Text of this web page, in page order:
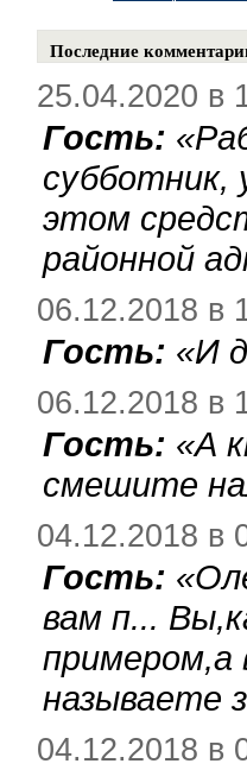
Последние
25.04.2020 в
Гость: «
субботник,
этом
районной
06.12.2018 в
Гость: «И
06.12.2018 в
Гость: «А
смешите
04.12.2018 в
Гость: «
вам п...
примером,а
называете
04.12.2018 в